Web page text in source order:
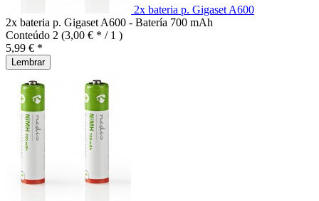
2x bateria p. Gigaset A600
2x bateria p. Gigaset A600 - Batería 700 mAh
Conteúdo 2 (3,00 € * / 1 )
5,99 € *
Lembrar